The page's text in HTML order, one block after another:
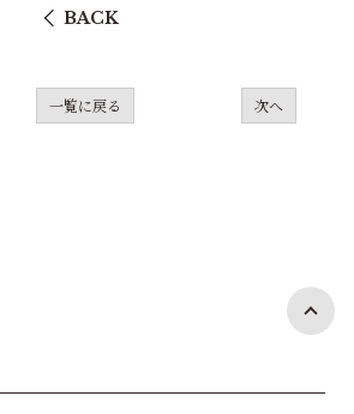
BACK
一覧に戻る 次へ